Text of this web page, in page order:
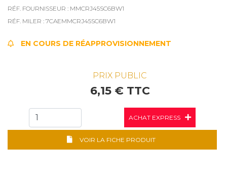
RÉF. FOURNISSEUR : MMCRJ45SC6BW1
RÉF. MILER : 7CAEMMCRJ45SC6BW1
EN COURS DE RÉAPPROVISIONNEMENT
PRIX PUBLIC
6,15 € TTC
ACHAT EXPRESS
VOIR LA FICHE PRODUIT